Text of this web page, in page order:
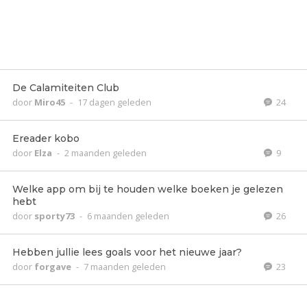
De Calamiteiten Club
door Miro45 - 17 dagen geleden 24
Ereader kobo
door Elza - 2 maanden geleden 9
Welke app om bij te houden welke boeken je gelezen
hebt
door sporty73 - 6 maanden geleden 26
Hebben jullie lees goals voor het nieuwe jaar?
door forgave - 7 maanden geleden 23